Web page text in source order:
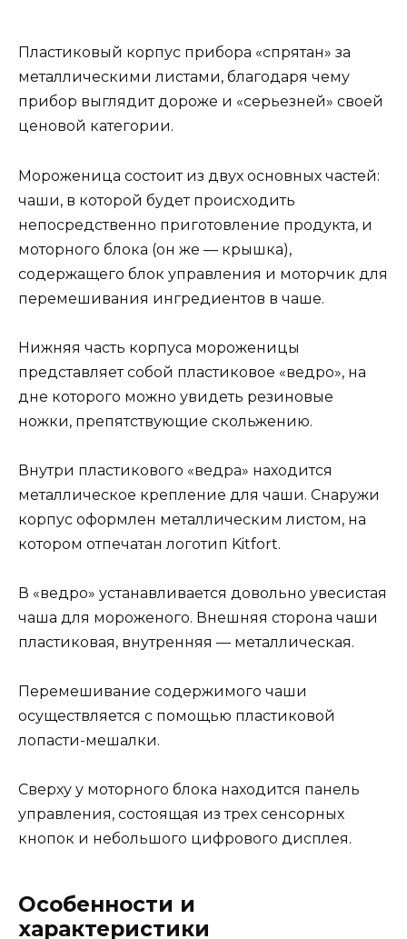
Пластиковый корпус прибора «спрятан» за
металлическими листами, благодаря чему
прибор выглядит дороже и «серьезней» своей
ценовой категории.
Мороженица состоит из двух основных частей:
чаши, в которой будет происходить
непосредственно приготовление продукта, и
моторного блока (он же — крышка),
содержащего блок управления и моторчик для
перемешивания ингредиентов в чаше.
Нижняя часть корпуса мороженицы
представляет собой пластиковое «ведро», на
дне которого можно увидеть резиновые
ножки, препятствующие скольжению.
Внутри пластикового «ведра» находится
металлическое крепление для чаши. Снаружи
корпус оформлен металлическим листом, на
котором отпечатан логотип Kitfort.
В «ведро» устанавливается довольно увесистая
чаша для мороженого. Внешняя сторона чаши
пластиковая, внутренняя — металлическая.
Перемешивание содержимого чаши
осуществляется с помощью пластиковой
лопасти-мешалки.
Сверху у моторного блока находится панель
управления, состоящая из трех сенсорных
кнопок и небольшого цифрового дисплея.
Особенности и
характеристики